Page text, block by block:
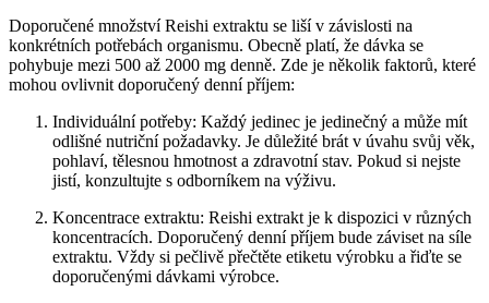
Doporučené množství Reishi extraktu se liší v závislosti na
konkrétních potřebách organismu. Obecně platí, že dávka se
pohybuje mezi 500 až 2000 mg denně. Zde je několik faktorů, které
mohou ovlivnit doporučený denní příjem:
Individuální potřeby: Každý jedinec je jedinečný a může mít
odlišné nutriční požadavky. Je důležité brát v úvahu svůj věk,
pohlaví, tělesnou hmotnost a zdravotní stav. Pokud si nejste
jistí, konzultujte s odborníkem na výživu.
Koncentrace extraktu: Reishi extrakt je k dispozici v různých
koncentracích. Doporučený denní příjem bude záviset na síle
extraktu. Vždy si pečlivě přečtěte etiketu výrobku a řiďte se
doporučenými dávkami výrobce.